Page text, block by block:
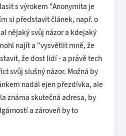
s výrokem "Anonymita je
si představit článek, např. o
nějaký svůj názor a kdejaký
najít a "vysvětlit mně, že
že dost lidí - a právě tech
svůj slušný názor. Možná by
nadál ejen přezdívka, ale
známa skutečná adresa, by
a zároveň by to